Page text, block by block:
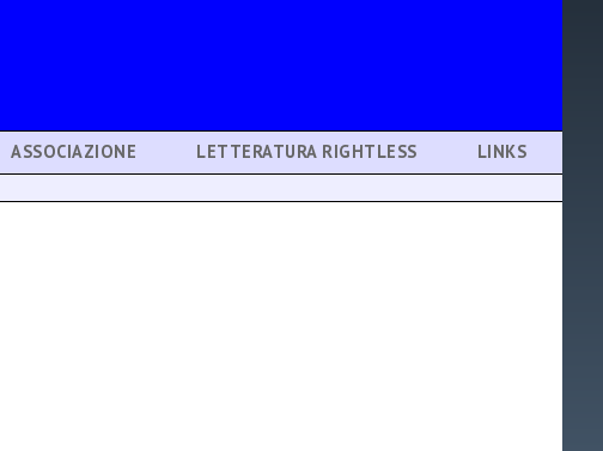
ASSOCIAZIONE LETTERATURA RIGHTLESS
LINKS